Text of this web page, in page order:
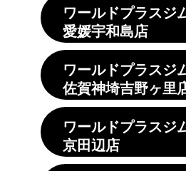
ワールドプラスジ
愛媛宇和島店
ワールドプラスジ
佐賀神埼吉野ヶ里
ワールドプラスジ
京田辺店